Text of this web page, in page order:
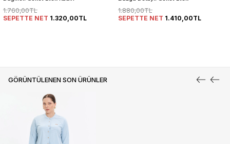
GÖRÜNTÜLENEN SON ÜRÜNLER
1.760,00TL
SEPETTE NET 1.320,00TL
1.880,00TL
SEPETTE NET 1.410,00TL